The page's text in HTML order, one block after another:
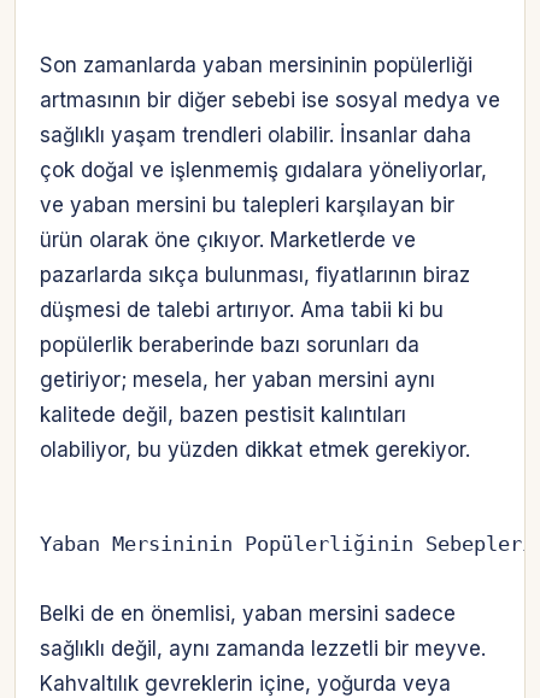
Son zamanlarda yaban mersininin popülerliği
artmasının bir diğer sebebi ise sosyal medya ve
sağlıklı yaşam trendleri olabilir. İnsanlar daha
çok doğal ve işlenmemiş gıdalara yöneliyorlar,
ve yaban mersini bu talepleri karşılayan bir
ürün olarak öne çıkıyor. Marketlerde ve
pazarlarda sıkça bulunması, fiyatlarının biraz
düşmesi de talebi artırıyor. Ama tabii ki bu
popülerlik beraberinde bazı sorunları da
getiriyor; mesela, her yaban mersini aynı
kalitede değil, bazen pestisit kalıntıları
olabiliyor, bu yüzden dikkat etmek gerekiyor.
Yaban Mersininin Popülerliğinin
Belki de en önemlisi, yaban mersini sadece
sağlıklı değil, aynı zamanda lezzetli bir meyve.
Kahvaltılık gevreklerin içine, yoğurda veya